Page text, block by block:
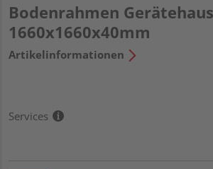
Bodenrahmen
1660x1660x40mm
Artikelinformationen
Services